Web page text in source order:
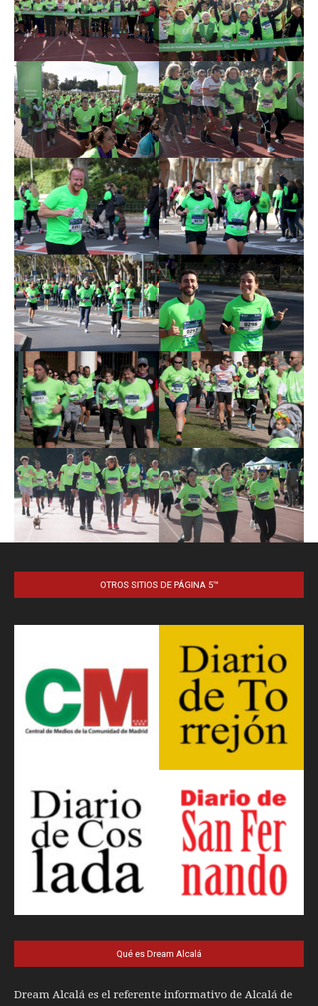
OTROS SITIOS DE PÁGINA 5™
Qué es Dream Alcalá
Dream Alcalá es el referente informativo de Alcalá de